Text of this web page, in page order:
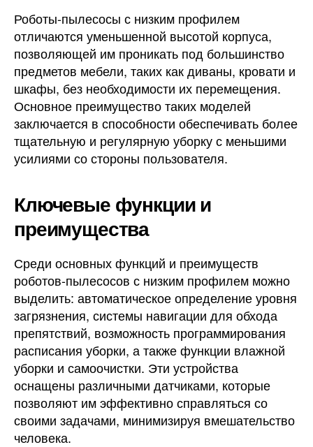
Роботы-пылесосы с низким профилем
отличаются уменьшенной высотой корпуса,
позволяющей им проникать под большинство
предметов мебели, таких как диваны, кровати и
шкафы, без необходимости их перемещения.
Основное преимущество таких моделей
заключается в способности обеспечивать более
тщательную и регулярную уборку с меньшими
усилиями со стороны пользователя.
Ключевые функции и
преимущества
Среди основных функций и преимуществ
роботов-пылесосов с низким профилем можно
выделить: автоматическое определение уровня
загрязнения, системы навигации для обхода
препятствий, возможность программирования
расписания уборки, а также функции влажной
уборки и самоочистки. Эти устройства
оснащены различными датчиками, которые
позволяют им эффективно справляться со
своими задачами, минимизируя вмешательство
человека.